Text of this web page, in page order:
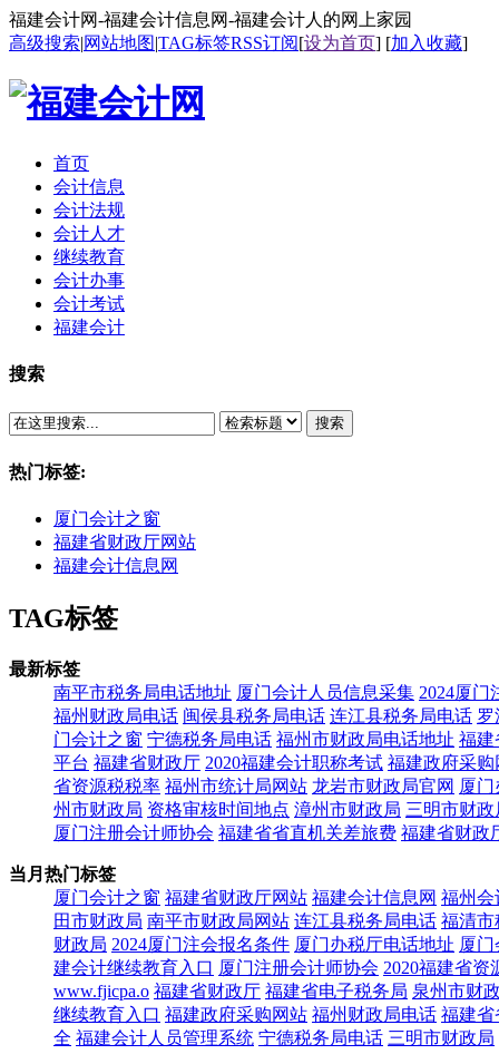
福建会计网-福建会计信息网-福建会计人的网上家园
高级搜索|网站地图|TAG标签RSS订阅[设为首页] [加入收藏]
首页
会计信息
会计法规
会计人才
继续教育
会计办事
会计考试
福建会计
搜索
搜索
热门标签:
厦门会计之窗
福建省财政厅网站
福建会计信息网
TAG标签
最新标签
南平市税务局电话地址 厦门会计人员信息采集 2024厦门
福州财政局电话 闽侯县税务局电话 连江县税务局电话 罗
门会计之窗 宁德税务局电话 福州市财政局电话地址 福建
平台 福建省财政厅 2020福建会计职称考试 福建政府采购
省资源税税率 福州市统计局网站 龙岩市财政局官网 厦
州市财政局 资格审核时间地点 漳州市财政局 三明市财政
厦门注册会计师协会 福建省省直机关差旅费 福建省财政
当月热门标签
厦门会计之窗 福建省财政厅网站 福建会计信息网 福州会
田市财政局 南平市财政局网站 连江县税务局电话 福清市
财政局 2024厦门注会报名条件 厦门办税厅电话地址 厦
建会计继续教育入口 厦门注册会计师协会 2020福建省资
www.fjicpa.o 福建省财政厅 福建省电子税务局 泉州市财
继续教育入口 福建政府采购网站 福州财政局电话 福建省
全 福建会计人员管理系统 宁德税务局电话 三明市财政局